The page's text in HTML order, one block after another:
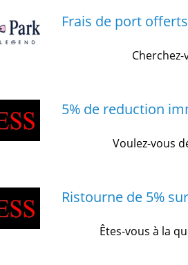
Frais de port
5% de reduction
Voulez-vous
Ristourne de 5%
Êtes-vous à la